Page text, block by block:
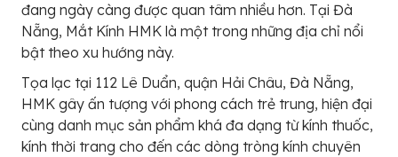
đang ngày càng được quan tâm nhiều hơn. Tại Đà
Nẵng, Mắt Kính HMK là một trong những địa chỉ nổi
bật theo xu hướng này.
Tọa lạc tại 112 Lê Duẩn, quận Hải Châu, Đà Nẵng,
HMK gây ấn tượng với phong cách trẻ trung, hiện đại
cùng danh mục sản phẩm khá đa dạng từ kính thuốc,
kính thời trang cho đến các dòng tròng kính chuyên